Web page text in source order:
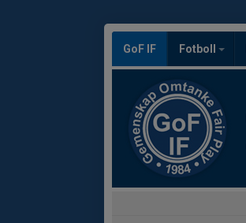
GoF IF Fotboll